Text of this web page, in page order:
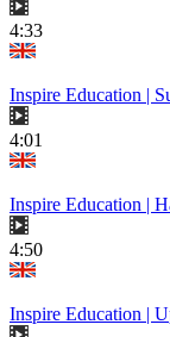
4:33
Inspire Education |
4:01
Inspire Education |
4:50
Inspire Education |